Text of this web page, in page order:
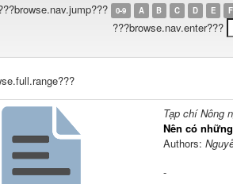
0-9 A B C D E F
???browse.nav.enter???
Tạp chí Nông
Nên có
Authors:
-